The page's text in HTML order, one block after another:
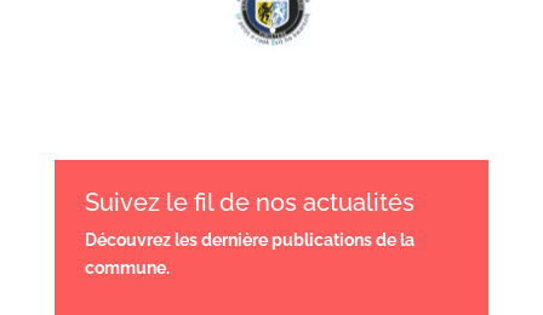
Suivez le fil de nos actualités
Découvrez les dernière publications de la
commune.